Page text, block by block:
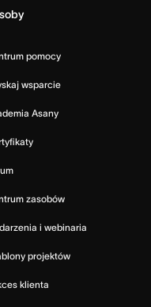
pomocy
wsparcie
Asany
zasobów
i webinaria
projektów
klienta